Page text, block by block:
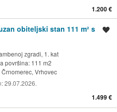
1.200 €
obiteljski stan 111 m² s
zgradi, 1. kat
površina: 111 m2
Črnomerec, Vrhovec
29.07.2026.
1.499 €